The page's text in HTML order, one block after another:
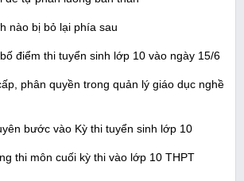
nào bị bỏ lại phía sau
điểm thi tuyển sinh lớp 10 vào ngày 15/6
phân quyền trong quản lý giáo dục nghề
bước vào Kỳ thi tuyển sinh lớp 10
thi môn cuối kỳ thi vào lớp 10 THPT